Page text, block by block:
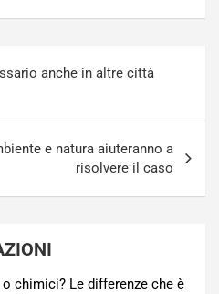
anche in altre città
e natura aiuteranno a
risolvere il caso
chimici? Le differenze che è